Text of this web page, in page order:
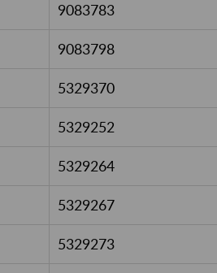
9083783
9083798
5329370
5329252
5329264
5329267
5329273